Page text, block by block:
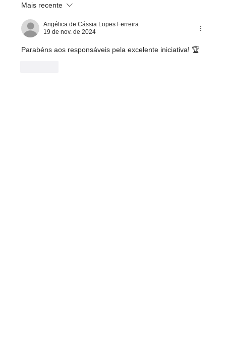
Mais recente
Angélica de Cássia Lopes Ferreira
19 de nov. de 2024
Parabéns aos responsáveis pela excelente iniciativa! 🏆